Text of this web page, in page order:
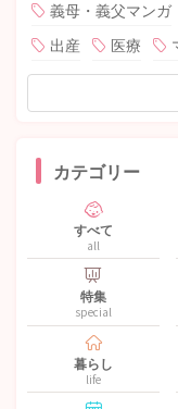
義母・義父マンガ
出産
医療
カテゴリー
すべて
all
特集
special
暮らし
life